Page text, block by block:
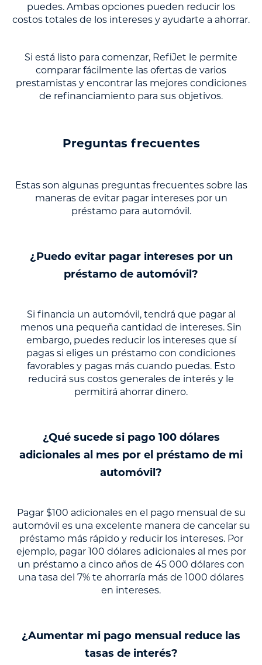
puedes. Ambas opciones pueden reducir los
costos totales de los intereses y ayudarte a ahorrar.
Si está listo para comenzar, RefiJet le permite
comparar fácilmente las ofertas de varios
prestamistas y encontrar las mejores condiciones
de refinanciamiento para sus objetivos.
Preguntas frecuentes
Estas son algunas preguntas frecuentes sobre las
maneras de evitar pagar intereses por un
préstamo para automóvil.
¿Puedo evitar pagar intereses por un
préstamo de automóvil?
Si financia un automóvil, tendrá que pagar al
menos una pequeña cantidad de intereses. Sin
embargo, puedes reducir los intereses que sí
pagas si eliges un préstamo con condiciones
favorables y pagas más cuando puedas. Esto
reducirá sus costos generales de interés y le
permitirá ahorrar dinero.
¿Qué sucede si pago 100 dólares
adicionales al mes por el préstamo de mi
automóvil?
Pagar $100 adicionales en el pago mensual de su
automóvil es una excelente manera de cancelar su
préstamo más rápido y reducir los intereses. Por
ejemplo, pagar 100 dólares adicionales al mes por
un préstamo a cinco años de 45 000 dólares con
una tasa del 7% te ahorraría más de 1000 dólares
en intereses.
¿Aumentar mi pago mensual reduce las
tasas de interés?